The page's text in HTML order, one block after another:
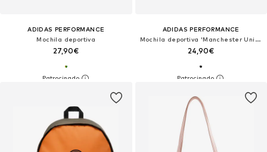
ADIDAS PERFORMANCE
Mochila deportiva
27,90€
ADIDAS PERFORMANCE
Mochila deportiva 'Manchester United'
24,90€